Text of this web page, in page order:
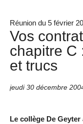
Réunion du 5 février
Vos
chapitre C
et trucs
jeudi 30 décembre
Le collège De